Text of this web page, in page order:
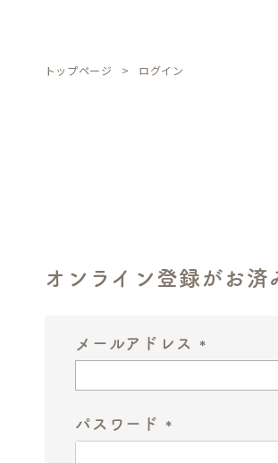
トップページ ログイン
オンライン登録がお済
メールアドレス
)
パスワード